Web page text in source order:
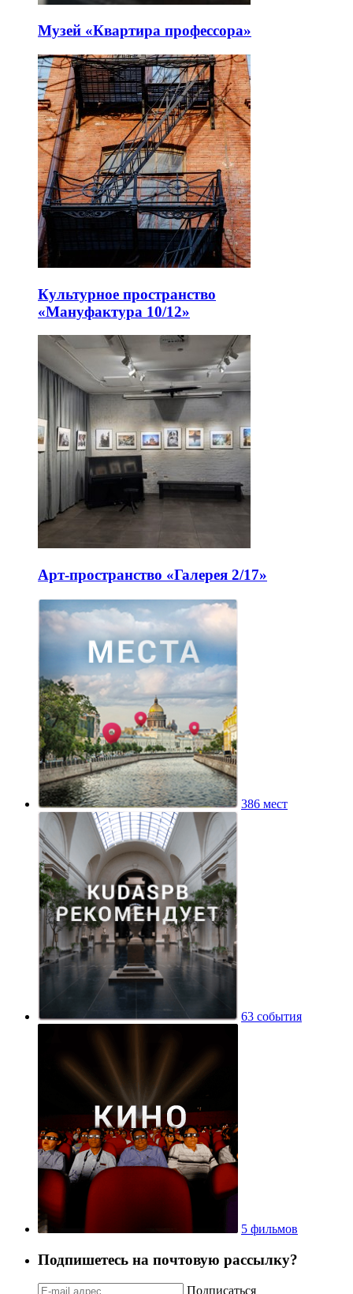
Музей «Квартира профессора»
Культурное пространство
«Мануфактура 10/12»
Арт-пространство «Галерея 2/17»
386 мест
63 события
5 фильмов
Подпишетесь на почтовую рассылку?
Подписаться